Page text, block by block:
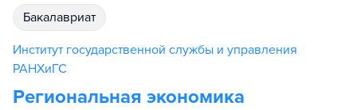
бакалавриат
Институт государственной службы и управления
РАНХиГС
Региональная экономика